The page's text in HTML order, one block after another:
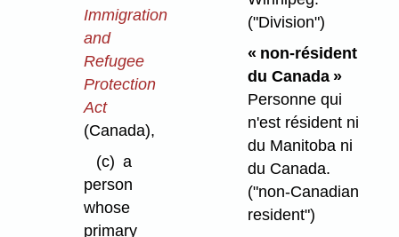
Immigration
and
Refugee
Protection
Act
(Canada),
(c) a
person
whose
primary
("Division")
« non-résident
du Canada »
Personne qui
n'est résident ni
du Manitoba ni
du Canada.
("non-Canadian
resident")